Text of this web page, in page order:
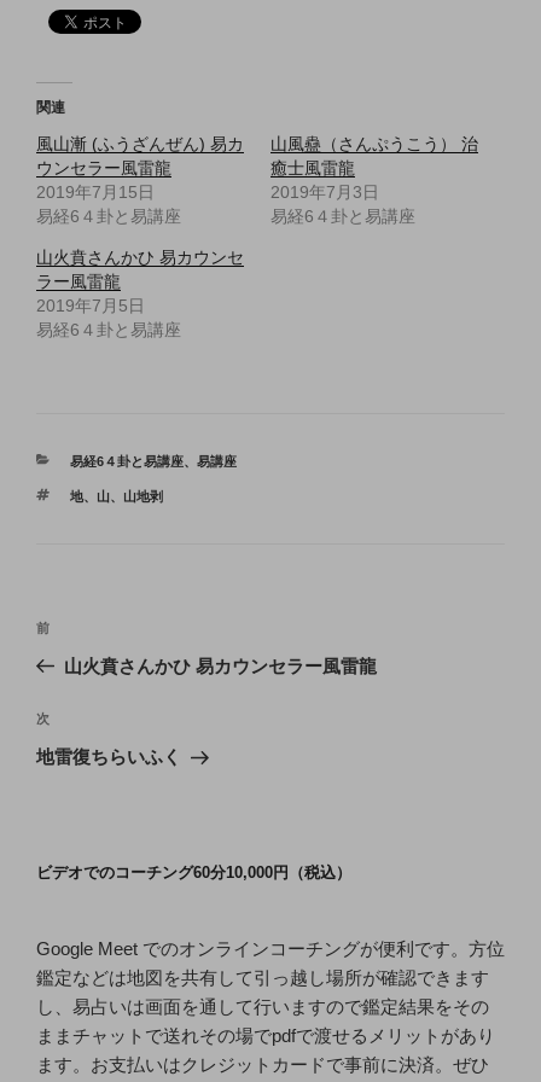
関連
風山漸 (ふうざんぜん) 易カ
ウンセラー風雷龍
2019年7月15日
易経6４卦と易講座
山風蠱（さんぷうこう） 治
癒士風雷龍
2019年7月3日
易経6４卦と易講座
山火賁さんかひ 易カウンセ
ラー風雷龍
2019年7月5日
易経6４卦と易講座
カ
ゴ
易経6４卦と易講座、 易講座
タ
地、 山、 山地剥
ビ
ゲ
ン
前
の
稿
前
山火賁さんかひ 易カウンセラー風雷龍
次
の
次
地雷復ちらいふく
ビデオでのコーチング60分10,000円（税込）
Google Meet でのオンラインコーチングが便利です。方位
鑑定などは地図を共有して引っ越し場所が確認できます
し、易占いは画面を通して行いますので鑑定結果をその
ままチャットで送れその場でpdfで渡せるメリットがあり
ます。お支払いはクレジットカードで事前に決済。ぜひ